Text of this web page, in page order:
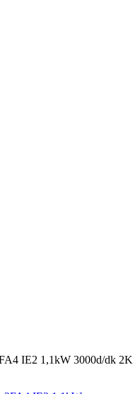
IE2 1,1kW 3000d/dk 2K